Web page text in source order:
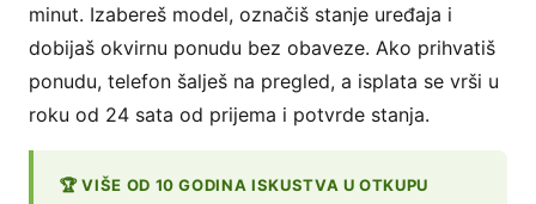
minut. Izabereš model, označiš stanje uređaja i
dobijaš okvirnu ponudu bez obaveze. Ako prihvatiš
ponudu, telefon šalješ na pregled, a isplata se vrši u
roku od 24 sata od prijema i potvrde stanja.
🏆 VIŠE OD 10 GODINA ISKUSTVA U OTKUPU